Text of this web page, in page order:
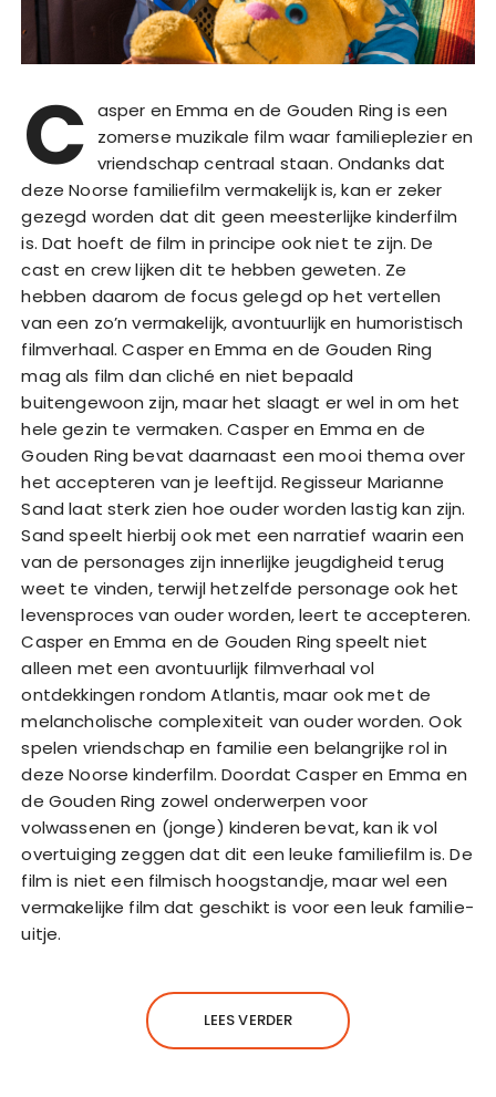
C asper en Emma en de Gouden Ring is een
zomerse muzikale film waar familieplezier en
vriendschap centraal staan. Ondanks dat
deze Noorse familiefilm vermakelijk is, kan er zeker
gezegd worden dat dit geen meesterlijke kinderfilm
is. Dat hoeft de film in principe ook niet te zijn. De
cast en crew lijken dit te hebben geweten. Ze
hebben daarom de focus gelegd op het vertellen
van een zo’n vermakelijk, avontuurlijk en humoristisch
filmverhaal. Casper en Emma en de Gouden Ring
mag als film dan cliché en niet bepaald
buitengewoon zijn, maar het slaagt er wel in om het
hele gezin te vermaken. Casper en Emma en de
Gouden Ring bevat daarnaast een mooi thema over
het accepteren van je leeftijd. Regisseur Marianne
Sand laat sterk zien hoe ouder worden lastig kan zijn.
Sand speelt hierbij ook met een narratief waarin een
van de personages zijn innerlijke jeugdigheid terug
weet te vinden, terwijl hetzelfde personage ook het
levensproces van ouder worden, leert te accepteren.
Casper en Emma en de Gouden Ring speelt niet
alleen met een avontuurlijk filmverhaal vol
ontdekkingen rondom Atlantis, maar ook met de
melancholische complexiteit van ouder worden. Ook
spelen vriendschap en familie een belangrijke rol in
deze Noorse kinderfilm. Doordat Casper en Emma en
de Gouden Ring zowel onderwerpen voor
volwassenen en (jonge) kinderen bevat, kan ik vol
overtuiging zeggen dat dit een leuke familiefilm is. De
film is niet een filmisch hoogstandje, maar wel een
vermakelijke film dat geschikt is voor een leuk familie-
uitje.
LEES VERDER